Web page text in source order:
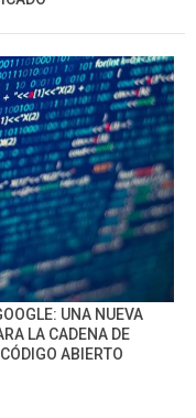
UNA NUEVA
LA CADENA DE
ABIERTO